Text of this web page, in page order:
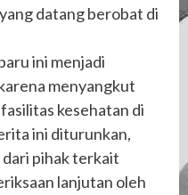
datang berobat di
ini menjadi
menyangkut
kesehatan di
ini diturunkan,
dari pihak terkait
lanjutan oleh